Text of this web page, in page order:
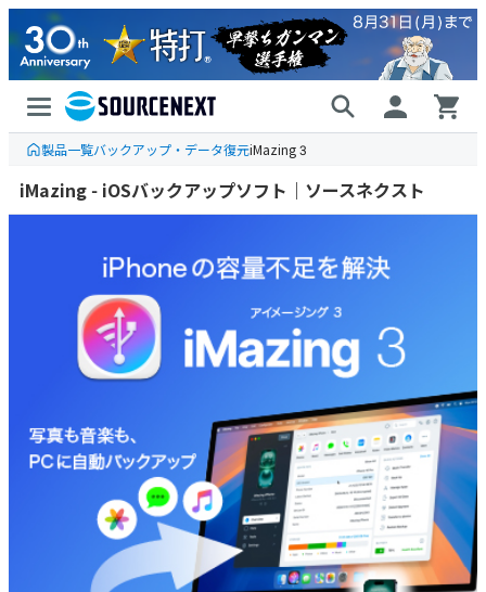
製品一覧バックアップ・データ復元iMazing 3
iMazing - iOSバックアップソフト｜ソースネクスト